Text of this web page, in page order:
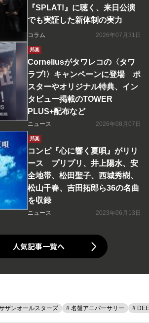
『SPLAT!』に聴く、来日公演
でも実証した新体制の実力
コラム 2026年07月31日
邦楽
Corneliusがタワレコの〈タワ
ラブ!〉キャンペーンに登場 ポ
スターやオリジナル特典、イン
タビュー掲載のTOWER
PLUS+配布など
ニュース 2026年08月07日
邦楽
コンピ『心に響く夏唄』がリリ
ース プリプリ、井上陽水、安
全地帯、松田聖子、西城秀樹、
松山千春、吉田拓郎ら36の名曲
を収録
ニュース 2023年06月13日
人気記事一覧へ
ザンオールスターズ # 名盤アニバーサリー #